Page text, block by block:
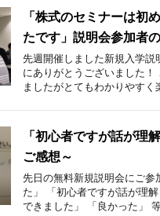
「株式のセミナーは初
たです」説明会参加者
先週開催しました新規入学
にありがとうございました
ましたがとてもわかりやすく
「初心者ですが話が理
ご感想～
先日の無料新規説明会にご参
た」 「初心者ですが話が理
できました」 「良かった」